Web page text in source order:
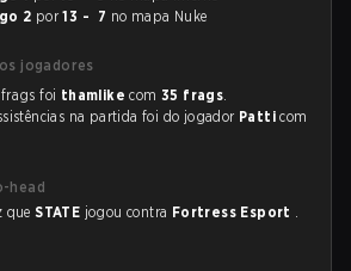
2 por13 - 7 no mapa Nuke
jogadores
foi thamlike com35 frags.
na partida foi do jogador Patti com
head
queSTATE jogou contra Fortress Esport .